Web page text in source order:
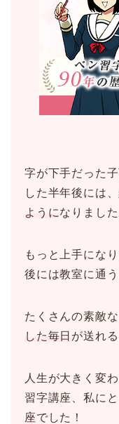
字が下手だった
した半年後には、
ようになりました
もっと上手にな
後には教室に通う
たくさんの素敵
した毎日 が送れ
人生が大きく変
習字講座、私に
座でした！